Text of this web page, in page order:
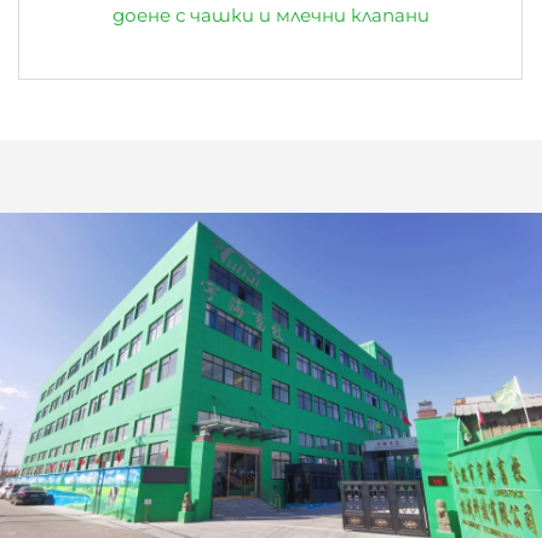
доене с чашки и млечни клапани